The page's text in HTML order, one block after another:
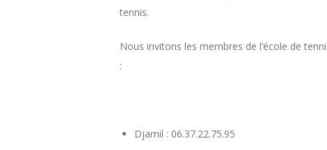
tennis.
Nous invitons les membres de l’école de
:
Djamil : 06.37.22.75.95